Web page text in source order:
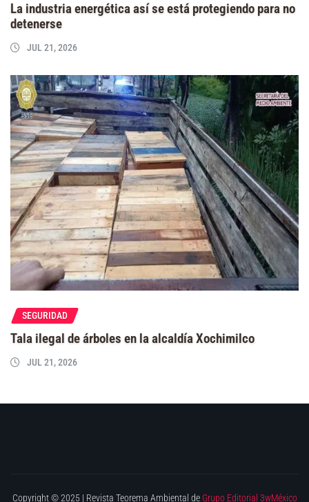
La industria energética así se está protegiendo para no
detenerse
JUL 21, 2026
SEGURIDAD
Tala ilegal de árboles en la alcaldía Xochimilco
JUL 21, 2026
Copyright © 2025 | Revista Teorema Ambiental de Grupo Editorial 3wMéxico